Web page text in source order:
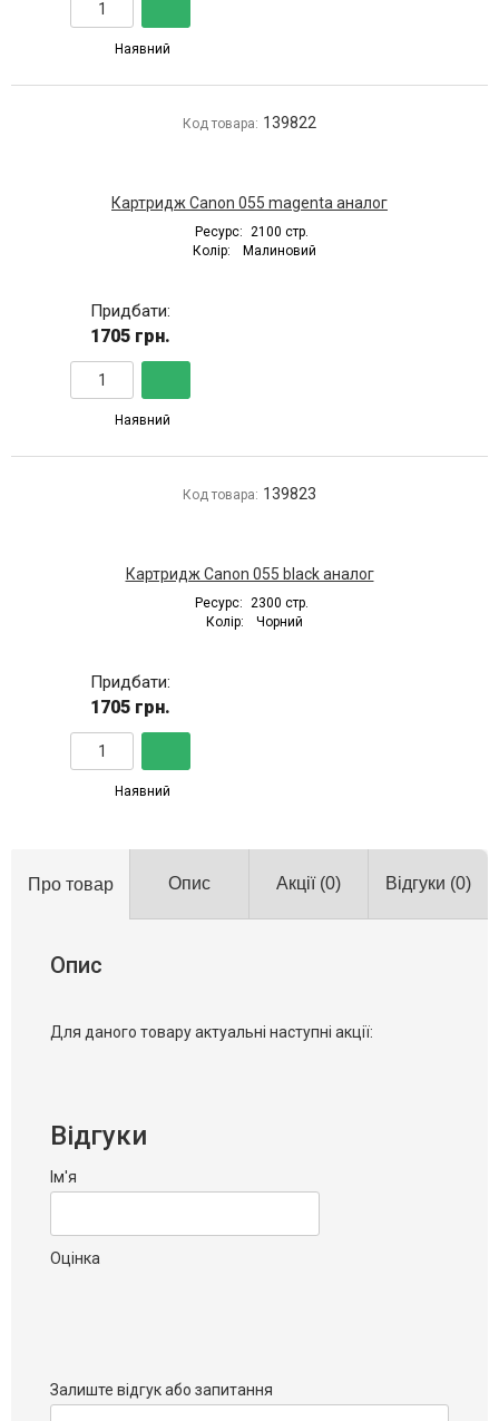
Наявний
Код товара: 139822
Картридж Canon 055 magenta аналог
Ресурс:
2100 стр.
Колір:
Малиновий
Придбати:
1705 грн.
Наявний
Код товара: 139823
Картридж Canon 055 black аналог
Ресурс:
2300 стр.
Колір:
Чорний
Придбати:
1705 грн.
Наявний
Про товар Опис Акції (0) Відгуки (0)
Опис
Для даного товару актуальні наступні акції:
Відгуки
Ім'я
Оцінка
Залиште відгук або запитання